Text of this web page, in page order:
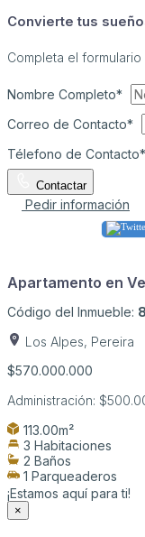
Convierte tus
Completa el
Nombre Completo*
Correo de Contacto*
Télefono de Contacto*
Contactar
Pedir información
Apartamento en
Código del Inmueble:
Los Alpes, Pereira
$570.000.000
Administración:
113.00m²
3 Habitaciones
2 Baños
1 Parqueaderos
¡Estamos aquí para ti!
×